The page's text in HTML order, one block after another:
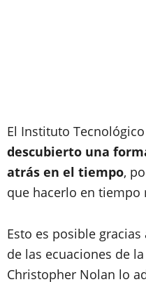
El Instituto
descubierto una
atrás en el tiempo,
que hacerlo en tiempo
Esto es posible
de las ecuaciones de
Christopher Nolan lo